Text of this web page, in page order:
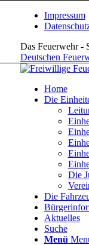
Impressum
Das Feuerwehr -
Deutschen
Home
Die
Die
Die
Aktuelles
Suche
Menü